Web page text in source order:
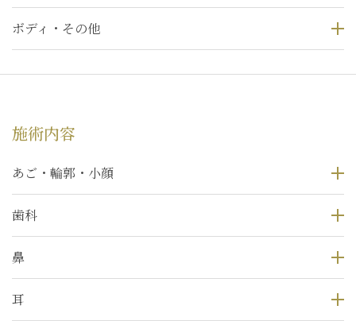
ボディ・その他
施術内容
あご・輪郭・小顔
歯科
鼻
耳